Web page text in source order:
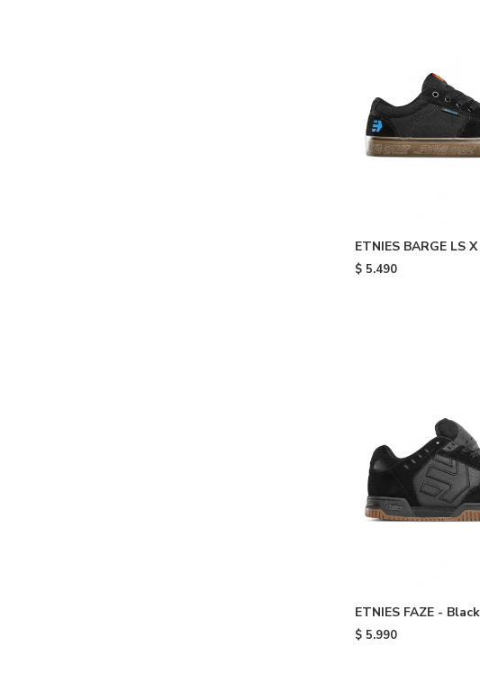
ETNIES BARGE LS
- Black
$ 5.490
ETNIES FAZE - Black
$ 5.990